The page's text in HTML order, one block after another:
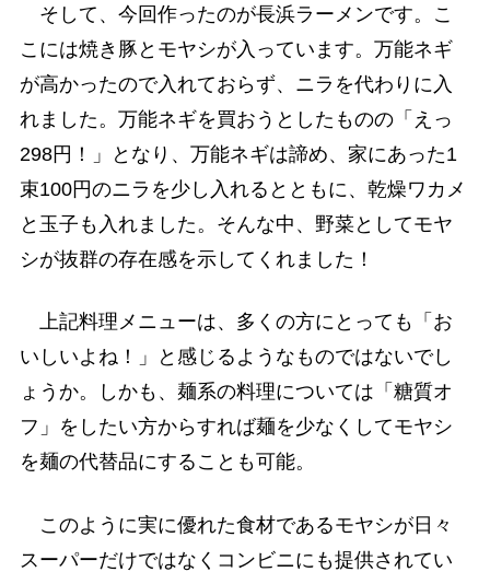
そして、今回作ったのが長浜ラーメンです。こ
こには焼き豚とモヤシが入っています。万能ネギ
が高かったので入れておらず、ニラを代わりに入
れました。万能ネギを買おうとしたものの「えっ
298円！」となり、万能ネギは諦め、家にあった1
束100円のニラを少し入れるとともに、乾燥ワカメ
と玉子も入れました。そんな中、野菜としてモヤ
シが抜群の存在感を示してくれました！
上記料理メニューは、多くの方にとっても「お
いしいよね！」と感じるようなものではないでし
ょうか。しかも、麺系の料理については「糖質オ
フ」をしたい方からすれば麺を少なくしてモヤシ
を麺の代替品にすることも可能。
このように実に優れた食材であるモヤシが日々
スーパーだけではなくコンビニにも提供されてい